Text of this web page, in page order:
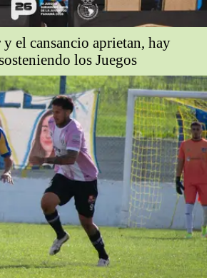
el cansancio aprietan, hay
los Juegos